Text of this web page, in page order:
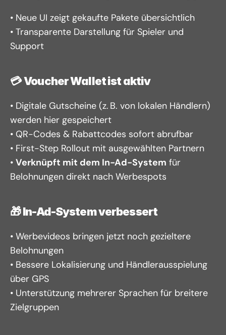
• Neue UI zeigt gekaufte Pakete übersichtlich
• Transparente Darstellung für Spieler und
Support
💳 Voucher Wallet ist aktiv
• Digitale Gutscheine (z. B. von lokalen Händlern)
werden hier gespeichert
• QR-Codes & Rabattcodes sofort abrufbar
• First-Step Rollout mit ausgewählten Partnern
• Verknüpft mit dem In-Ad-System für
Belohnungen direkt nach Werbespots
🎁 In-Ad-System verbessert
• Werbevideos bringen jetzt noch gezieltere
Belohnungen
• Bessere Lokalisierung und Händlerausspielung
über GPS
• Unterstützung mehrerer Sprachen für breitere
Zielgruppen